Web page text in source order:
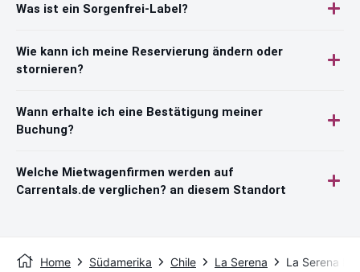
Was ist ein Sorgenfrei-Label?
Wie kann ich meine Reservierung ändern oder
stornieren?
Wann erhalte ich eine Bestätigung meiner
Buchung?
Welche Mietwagenfirmen werden auf
Carrentals.de verglichen? an diesem Standort
Home Südamerika Chile La Serena La Serena